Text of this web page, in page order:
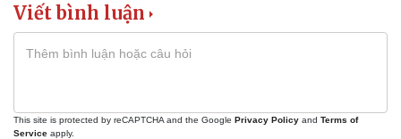
Viết bình luận
This site is protected by reCAPTCHA and the Google Privacy Policy and Terms of
Service apply.